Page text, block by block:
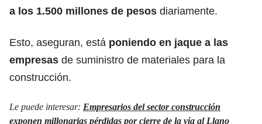
a los 1.500 millones de pesos diariamente.
Esto, aseguran, está poniendo en jaque a las
empresas de suministro de materiales para la
construcción.
Le puede interesar: Empresarios del sector construcción
exponen millonarias pérdidas por cierre de la vía al Llano